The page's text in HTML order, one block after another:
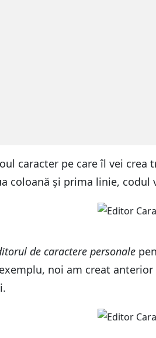
caracter pe care îl vei crea
coloană și prima linie, codul
de caractere personale
noi am creat